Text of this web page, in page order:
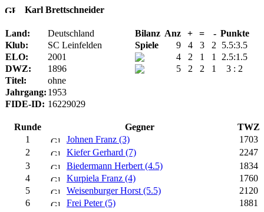
Karl Brettschneider
Land: Deutschland Bilanz Anz + = - Punkte
Klub:
SC Leinfelden Spiele 9 4 3 2
5.5:3.5
ELO:
2001 4 2 1 1
2.5:1.5
DWZ:
1896 5 2 2 1
3 : 2
Titel:
ohne
Jahrgang: 1953
FIDE-ID: 16229029
Runde Gegner
TWZ
1
Johnen Franz (3)
1703
2
Kiefer Gerhard (7)
2247
3
Biedermann Herbert (4.5)
1834
4
Kurpiela Franz (4)
1760
5
Weisenburger Horst (5.5)
2120
6
Frei Peter (5)
1881